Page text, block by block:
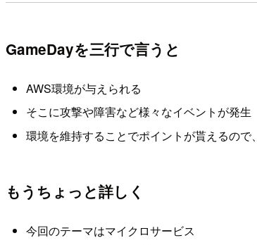
GameDayを三行で言うと
AWS環境が与えられる
そこに攻撃や障害など様々なイベントが発生
環境を維持することでポイントが貰えるので
もうちょっと詳しく
今回のテーマはマイクロサービス